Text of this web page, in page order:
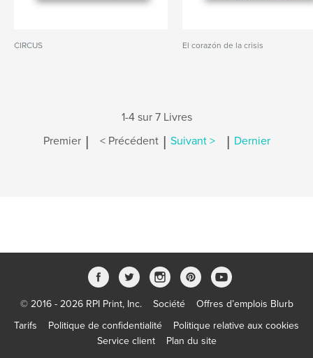
CIRCUS El corazón de la crisis
1-4 sur 7 Livres
Premier | < Précédent | Suivant > | Dernier
© 2016 - 2026 RPI Print, Inc. Société
Offres d’emplois Blurb
Tarifs
Politique de confidentialité
Politique relative aux cookies
Service client
Plan du site